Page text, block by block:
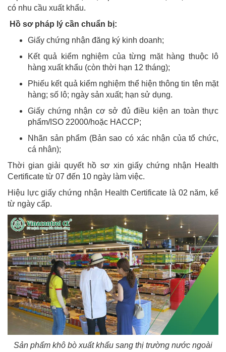
có nhu cầu xuất khẩu.
Hồ sơ pháp lý cần chuẩn bị:
Giấy chứng nhận đăng ký kinh doanh;
Kết quả kiểm nghiệm của từng mặt hàng thuộc lô
hàng xuất khẩu (còn thời hạn 12 tháng);
Phiếu kết quả kiểm nghiệm thể hiện thông tin tên mặt
hàng; số lô; ngày sản xuất; hạn sử dụng.
Giấy chứng nhận cơ sở đủ điều kiện an toàn thực
phẩm/ISO 22000/hoặc HACCP;
Nhãn sản phẩm (Bản sao có xác nhận của tổ chức,
cá nhân);
Thời gian giải quyết hồ sơ xin giấy chứng nhận Health
Certificate từ 07 đến 10 ngày làm việc.
Hiệu lực giấy chứng nhận Health Certificate là 02 năm, kể
từ ngày cấp.
Sản phẩm khô bò xuất khẩu sang thị trường nước ngoài